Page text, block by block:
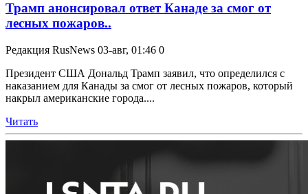
Трамп анонсировал ответ Канаде за смог от
лесных пожаров..
Редакция RusNews 03-авг, 01:46 0
Президент США Дональд Трамп заявил, что определился с
наказанием для Канады за смог от лесных пожаров, который
накрыл американские города....
Читать